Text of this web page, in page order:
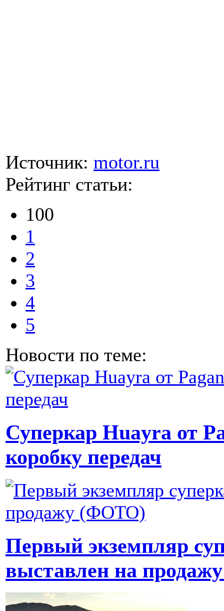
Источник: motor.ru
Рейтинг статьи:
100
1
2
3
4
5
Новости по теме:
Суперкар Huayra от
коробку передач
Первый экземпляр
выставлен на